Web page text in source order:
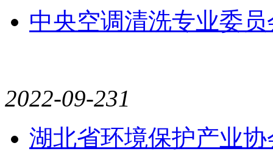
中央空调清洗专业委员
2022-09-231
湖北省环境保护产业协